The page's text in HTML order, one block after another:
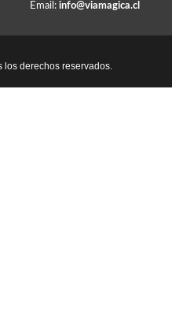
Email: info@viamagica.cl
los derechos reservados.